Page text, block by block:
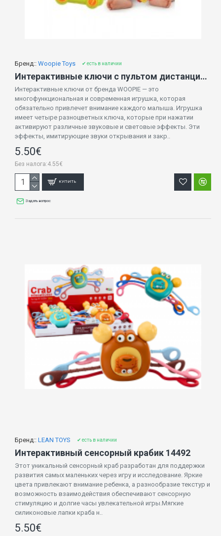
Бренд:: Woopie Toys ✔ есть в наличии
Интерактивные ключи с пультом дистанционного управления и прорезывателем 2-в-1 47665
Интерактивные ключи от бренда WOOPIE — это
многофункциональная и современная игрушка, которая
обязательно привлечет внимание каждого малыша. Игрушка
имеет четыре разноцветных ключа, которые при нажатии
активируют различные звуковые и световые эффекты. Эти
эффекты, имитирующие звуки открывания и закр..
5.50€
Без налога:4.55€
КУПИТЬ
Задать вопрос
Бренд:: LEAN TOYS ✔ есть в наличии
Интерактивный сенсорный крабик 14492
Этот уникальный сенсорный краб разработан для поддержки
развития самых маленьких через игру и исследование. Яркие
цвета привлекают внимание ребенка, а разнообразие текстур и
возможность взаимодействия обеспечивают сенсорную
стимуляцию и долгие часы увлекательной игры.Мягкие
силиконовые лапки краба н..
5.50€